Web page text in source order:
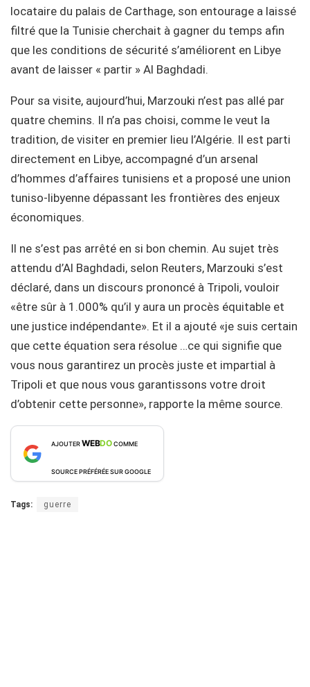
locataire du palais de Carthage, son entourage a laissé
filtré que la Tunisie cherchait à gagner du temps afin
que les conditions de sécurité s’améliorent en Libye
avant de laisser « partir » Al Baghdadi.
Pour sa visite, aujourd’hui, Marzouki n’est pas allé par
quatre chemins. Il n’a pas choisi, comme le veut la
tradition, de visiter en premier lieu l’Algérie. Il est parti
directement en Libye, accompagné d’un arsenal
d’hommes d’affaires tunisiens et a proposé une union
tuniso-libyenne dépassant les frontières des enjeux
économiques.
Il ne s’est pas arrêté en si bon chemin. Au sujet très
attendu d’Al Baghdadi, selon Reuters, Marzouki s’est
déclaré, dans un discours prononcé à Tripoli, vouloir
«être sûr à 1.000% qu’il y aura un procès équitable et
une justice indépendante». Et il a ajouté «je suis certain
que cette équation sera résolue …ce qui signifie que
vous nous garantirez un procès juste et impartial à
Tripoli et que nous vous garantissons votre droit
d’obtenir cette personne», rapporte la même source.
AJOUTERWEBDOCOMME
SOURCE PRÉFÉRÉE SUR GOOGLE
Tags: guerre